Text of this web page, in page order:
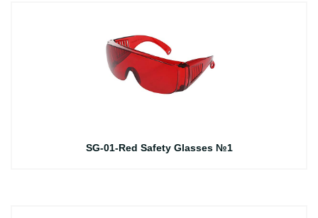
SG-01-Red Safety Glasses №1